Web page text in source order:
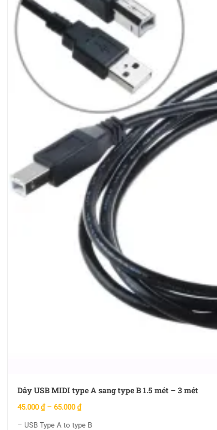
Dây USB MIDI type A sang type B 1.5 mét – 3 mét
45.000₫ – 65.000₫
– USB Type A to type B